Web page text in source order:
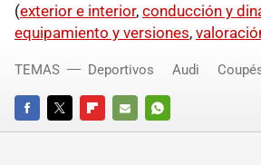
(exterior e interior, conducción y
equipamiento y versiones,
FACEBOOKTWITTERFLIPBOARD
E-
WHATSAPP
TEMAS Deportivos Audi